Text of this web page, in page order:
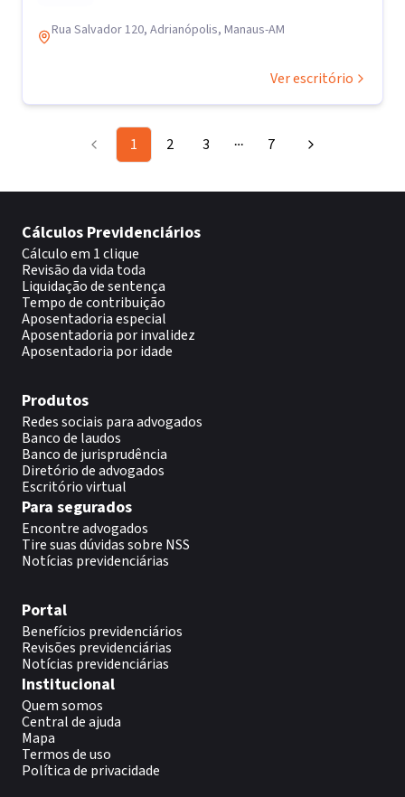
Rua Salvador 120, Adrianópolis, Manaus-AM
Ver escritório
1 2 3 More pages
7
Cálculos Previdenciários
Cálculo em 1 clique
Revisão da vida toda
Liquidação de sentença
Tempo de contribuição
Aposentadoria especial
Aposentadoria por invalidez
Aposentadoria por idade
Produtos
Redes sociais para advogados
Banco de laudos
Banco de jurisprudência
Diretório de advogados
Escritório virtual
Para segurados
Encontre advogados
Tire suas dúvidas sobre NSS
Notícias previdenciárias
Portal
Benefícios previdenciários
Revisões previdenciárias
Notícias previdenciárias
Institucional
Quem somos
Central de ajuda
Mapa
Termos de uso
Política de privacidade